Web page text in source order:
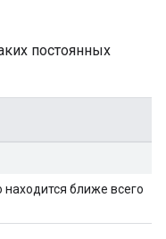
постоянных
находится ближе всего